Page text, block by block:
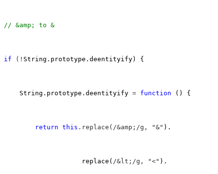
// &amp; to &
if (! String.prototype.deentityify) {
    String.prototype.deentityify
= function () {
return this .replace(/&amp;/g, "&" ).
                    replace(
/&lt;/g, "<" ).